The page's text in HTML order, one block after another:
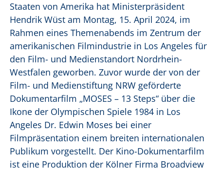
Staaten von Amerika hat Ministerpräsident
Hendrik Wüst am Montag, 15. April 2024, im
Rahmen eines Themenabends im Zentrum der
amerikanischen Filmindustrie in Los Angeles für
den Film- und Medienstandort Nordrhein-
Westfalen geworben. Zuvor wurde der von der
Film- und Medienstiftung NRW geförderte
Dokumentarfilm „MOSES – 13 Steps“ über die
Ikone der Olympischen Spiele 1984 in Los
Angeles Dr. Edwin Moses bei einer
Filmpräsentation einem breiten internationalen
Publikum vorgestellt. Der Kino-Dokumentarfilm
ist eine Produktion der Kölner Firma Broadview